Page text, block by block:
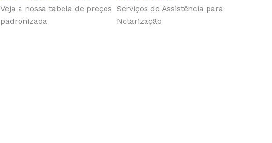
Veja a nossa tabela de preços
padronizada
Serviços de Assistência para
Notarização